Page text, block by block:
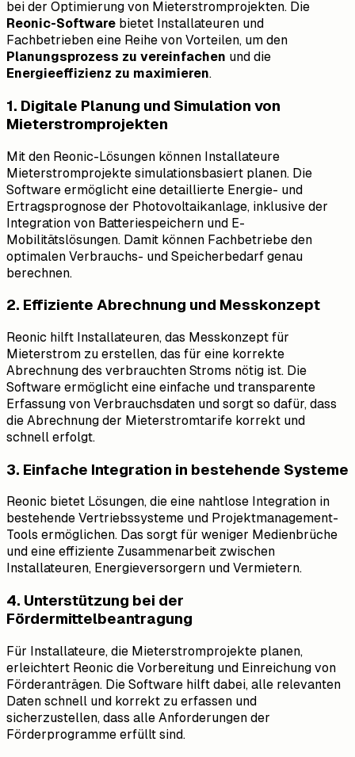
bei der Optimierung von Mieterstromprojekten. Die
Reonic-Software bietet Installateuren und
Fachbetrieben eine Reihe von Vorteilen, um den
Planungsprozess zu vereinfachen und die
Energieeffizienz zu maximieren.
1. Digitale Planung und Simulation von
Mieterstromprojekten
Mit den Reonic-Lösungen können Installateure
Mieterstromprojekte simulationsbasiert planen. Die
Software ermöglicht eine detaillierte Energie- und
Ertragsprognose der Photovoltaikanlage, inklusive der
Integration von Batteriespeichern und E-
Mobilitätslösungen. Damit können Fachbetriebe den
optimalen Verbrauchs- und Speicherbedarf genau
berechnen.
2. Effiziente Abrechnung und Messkonzept
Reonic hilft Installateuren, das Messkonzept für
Mieterstrom zu erstellen, das für eine korrekte
Abrechnung des verbrauchten Stroms nötig ist. Die
Software ermöglicht eine einfache und transparente
Erfassung von Verbrauchsdaten und sorgt so dafür, dass
die Abrechnung der Mieterstromtarife korrekt und
schnell erfolgt.
3. Einfache Integration in bestehende Systeme
Reonic bietet Lösungen, die eine nahtlose Integration in
bestehende Vertriebssysteme und Projektmanagement-
Tools ermöglichen. Das sorgt für weniger Medienbrüche
und eine effiziente Zusammenarbeit zwischen
Installateuren, Energieversorgern und Vermietern.
4. Unterstützung bei der
Fördermittelbeantragung
Für Installateure, die Mieterstromprojekte planen,
erleichtert Reonic die Vorbereitung und Einreichung von
Förderanträgen. Die Software hilft dabei, alle relevanten
Daten schnell und korrekt zu erfassen und
sicherzustellen, dass alle Anforderungen der
Förderprogramme erfüllt sind.